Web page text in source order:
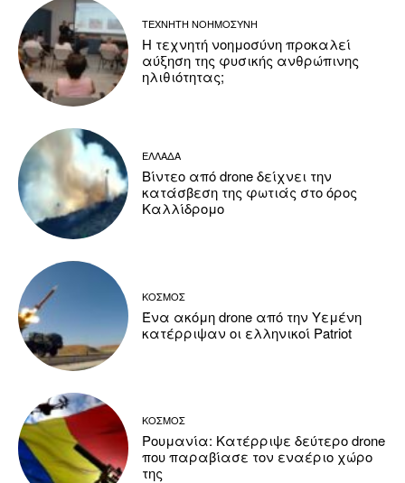
ΤΕΧΝΗΤΗ ΝΟΗΜΟΣΥΝΗ
Η τεχνητή νοημοσύνη προκαλεί
αύξηση της φυσικής ανθρώπινης
ηλιθιότητας;
ΕΛΛΑΔΑ
Βίντεο από drone δείχνει την
κατάσβεση της φωτιάς στο όρος
Καλλίδρομο
ΚΟΣΜΟΣ
Ένα ακόμη drone από την Υεμένη
κατέρριψαν οι ελληνικοί Patriot
ΚΟΣΜΟΣ
Ρουμανία: Κατέρριψε δεύτερο drone
που παραβίασε τον εναέριο χώρο
της